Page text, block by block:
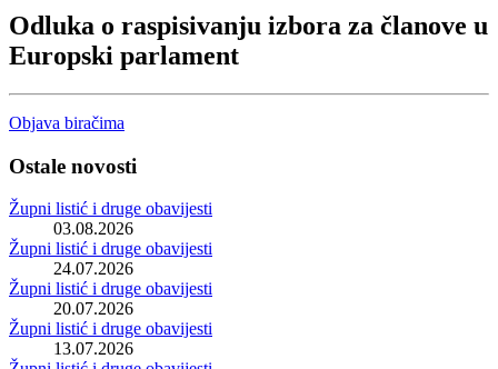
Odluka o raspisivanju izbora za članove u
Europski parlament
Objava biračima
Ostale novosti
Župni listić i druge obavijesti
03.08.2026
Župni listić i druge obavijesti
24.07.2026
Župni listić i druge obavijesti
20.07.2026
Župni listić i druge obavijesti
13.07.2026